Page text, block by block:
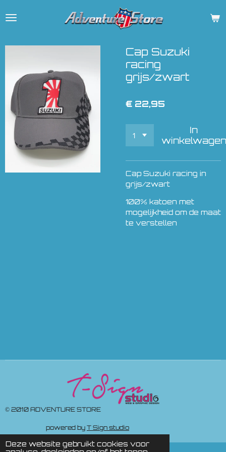
Deze website gebruikt cookies voor
direct
Cap Suzuki
racing
grijs/zwart
€ 22,95
In
winkelwagen
Cap Suzuki racing in
grijs/zwart
100% katoen met
mogelijkheid om de maat
te verstellen
© 2010 ADVENTURE STORE
powered by T Sign studio